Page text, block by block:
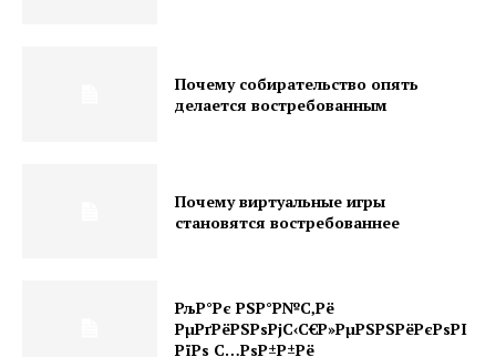
Почему собирательство опять
делается востребованным
Почему виртуальные игры
становятся востребованнее
РљР°Рє РЅР°Р№С‚Рё
РµРґРёРЅРѕРјС‹С€Р»РµРЅРЅРёРєРѕРІ
РїРѕ С…РѕР±Р±Рё